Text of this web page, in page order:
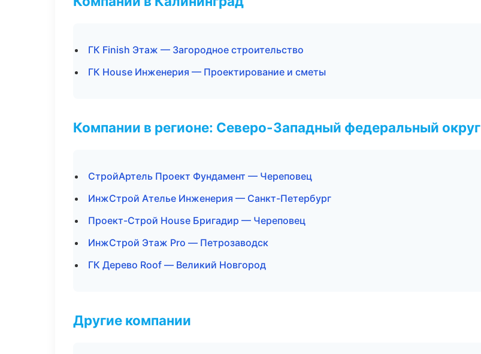
ГК Finish Этаж — Загородное строительство
ГК House Инженерия — Проектирование и сметы
Компании в регионе: Северо-Западный федеральный округ
СтройАртель Проект Фундамент — Череповец
ИнжСтрой Ателье Инженерия — Санкт-Петербург
Проект-Строй House Бригадир — Череповец
ИнжСтрой Этаж Pro — Петрозаводск
ГК Дерево Roof — Великий Новгород
Другие компании